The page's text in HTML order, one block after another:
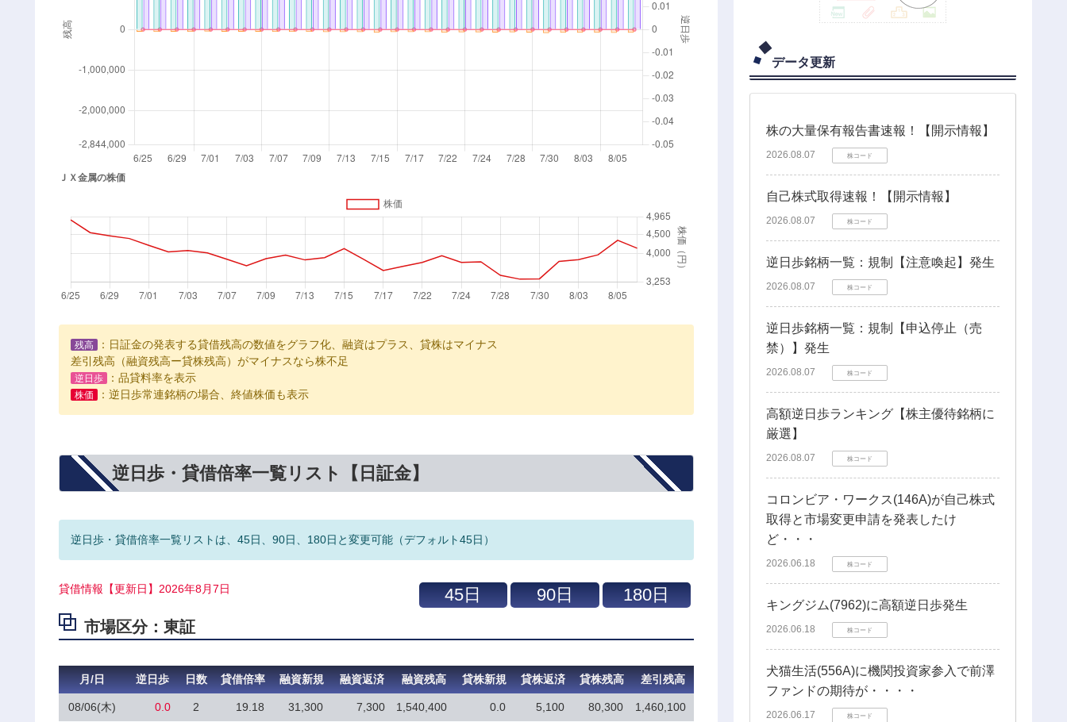
残高
：日証金の発表する貸借残高の数値をグラフ化、融資はプラス、貸株はマイナス
差引残高（融資残高ー貸株残高）がマイナスなら株不足
逆日歩 ：品貸料率を表示
株価 ：逆日歩常連銘柄の場合、終値株価も表示
逆日歩・貸借倍率一覧リスト【日証金】
逆日歩・貸借倍率一覧リストは、45日、90日、180日と変更可能（デフォルト45日）
貸借情報【更新日】2026年8月7日
市場区分：東証
月/日 逆日歩 日数 貸借倍率 融資新規 融資返済 融資残高 貸株新規 貸株返済 貸株残高 差引残高
08/06(木) 0.0 2 19.18 31,300 7,300 1,540,400 0.0 5,100 80,300 1,460,100
データ更新
株の大量保有報告書速報！【開示情報】
2026.08.07 株コード
自己株式取得速報！【開示情報】
2026.08.07 株コード
逆日歩銘柄一覧：規制【注意喚起】発生
2026.08.07 株コード
逆日歩銘柄一覧：規制【申込停止（売
禁）】発生
2026.08.07 株コード
高額逆日歩ランキング【株主優待銘柄に
厳選】
2026.08.07 株コード
コロンビア・ワークス(146A)が自己株式
取得と市場変更申請を発表したけ
ど・・・
2026.06.18 株コード
キングジム(7962)に高額逆日歩発生
2026.06.18 株コード
犬猫生活(556A)に機関投資家参入で前澤
ファンドの期待が・・・・
2026.06.17 株コード